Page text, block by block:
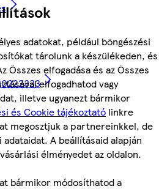
adatokat, például böngészési
tárolunk a készülékeden, és
Összes elfogadása és az Összes
elfogadhatod vagy
illetve ugyanezt bármikor
és Cookie tájékoztató linkre
megosztjuk a partnereinkkel, de
A beállításaid alapján
élményedet az oldalon.
bármikor módosíthatod a